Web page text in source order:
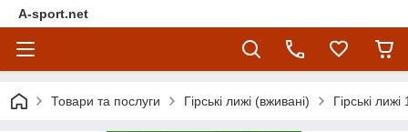
A-sport.net
Товари та послуги Гірські лижі (вживані) Гірські